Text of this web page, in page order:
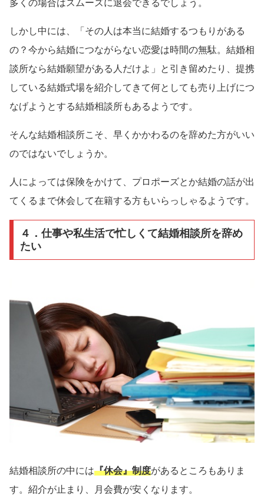
多くの場合はスムーズに退会できるでしょう。
しかし中には、「その人は本当に結婚するつもりがある
の？今から結婚につながらない恋愛は時間の無駄。結婚相
談所なら結婚願望がある人だけよ」と引き留めたり、提携
している結婚式場を紹介してきて何としても売り上げにつ
なげようとする結婚相談所もあるようです。
そんな結婚相談所こそ、早くかかわるのを辞めた方がいい
のではないでしょうか。
人によっては保険をかけて、プロポーズとか結婚の話が出
てくるまで休会して在籍する方もいらっしゃるようです。
４．仕事や私生活で忙しくて結婚相談所を辞め
たい
結婚相談所の中には『休会』制度があるところもありま
す。紹介が止まり、月会費が安くなります。